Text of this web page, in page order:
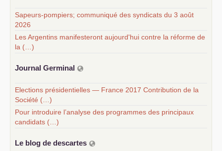
Sapeurs-pompiers; communiqué des syndicats du 3 août
2026
Les Argentins manifesteront aujourd'hui contre la réforme de
la (…)
Journal Germinal
Elections présidentielles — France 2017 Contribution de la
Société (…)
Pour introduire l’analyse des programmes des principaux
candidats (…)
Le blog de descartes